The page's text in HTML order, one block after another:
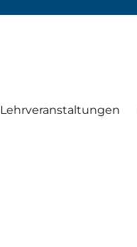
Lehrveranstaltungen